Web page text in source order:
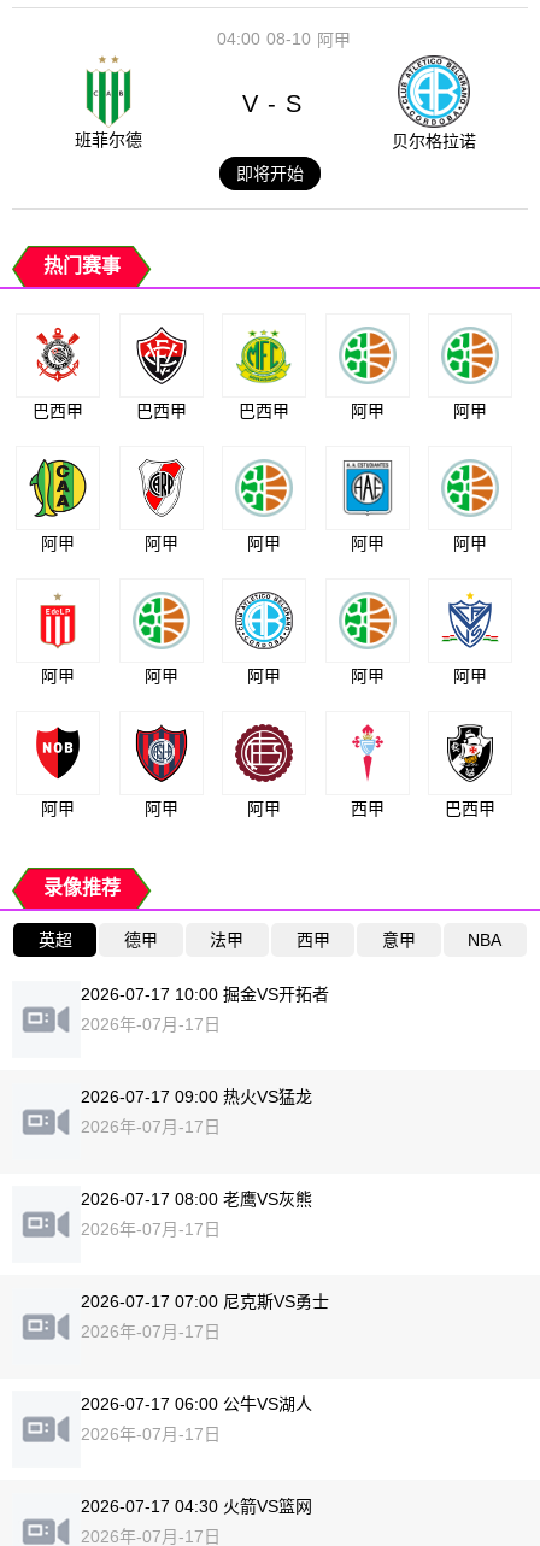
08-10
04:00 阿甲
班菲尔德
V - S
贝尔格拉诺
即将开始
热门赛事
巴西甲 巴西甲 巴西甲 阿甲 阿甲
阿甲 阿甲 阿甲 阿甲 阿甲
阿甲 阿甲 阿甲 阿甲 阿甲
阿甲 阿甲 阿甲 西甲 巴西甲
录像推荐
英超 德甲 法甲 西甲 意甲 NBA
2026-07-17 10:00 掘金VS开拓者
2026年-07月-17日
2026-07-17 09:00 热火VS猛龙
2026年-07月-17日
2026-07-17 08:00 老鹰VS灰熊
2026年-07月-17日
2026-07-17 07:00 尼克斯VS勇士
2026年-07月-17日
2026-07-17 06:00 公牛VS湖人
2026年-07月-17日
2026-07-17 04:30 火箭VS篮网
2026年-07月-17日